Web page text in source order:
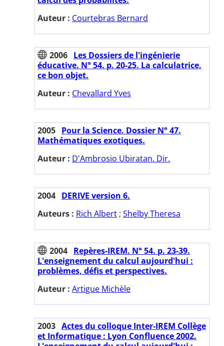
Auteur : Courtebras Bernard
2006 Les Dossiers de l'ingénierie
éducative. N° 54. p. 20-25. La calculatrice,
ce bon objet.
Auteur : Chevallard Yves
2005 Pour la Science. Dossier N° 47.
Mathématiques exotiques.
Auteur : D'Ambrosio Ubiratan. Dir.
2004 DERIVE version 6.
Auteurs : Rich Albert ; Shelby Theresa
2004 Repères-IREM. N° 54. p. 23-39.
L'enseignement du calcul aujourd'hui :
problèmes, défis et perspectives.
Auteur : Artigue Michèle
2003 Actes du colloque Inter-IREM Collège
et Informatique : Lyon Confluence 2002.